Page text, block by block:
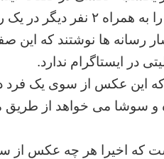
رستوران نشان می داد.
رسانه ها نوشتند که این
در ایستاگرام ندارد.
این عکس از سوی یک فرد
و سوشا می خواهد از طریق
است که اخیرا هر چه عکس